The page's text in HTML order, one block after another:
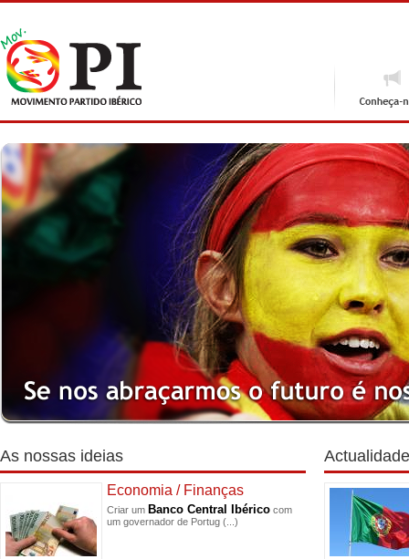
As nossas ideias
Economia / Finanças
Criar um Banco Central Ibérico com
um governador de Portug (...)